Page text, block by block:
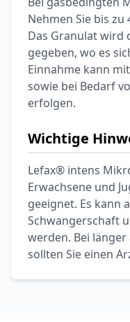
Nehmen Sie bis
Das Granulat wird
gegeben, wo es
Einnahme kann
sowie bei Bedarf
erfolgen.
Wichtige
Lefax® intens
Erwachsene und
geeignet. Es kann
Schwangerschaft
werden. Bei
sollten Sie einen